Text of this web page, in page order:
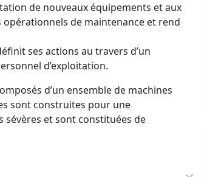
de nouveaux équipements et aux
de maintenance et rend
ses actions au travers d’un
d’exploitation.
d’un ensemble de machines
sont construites pour une
et sont constituées de